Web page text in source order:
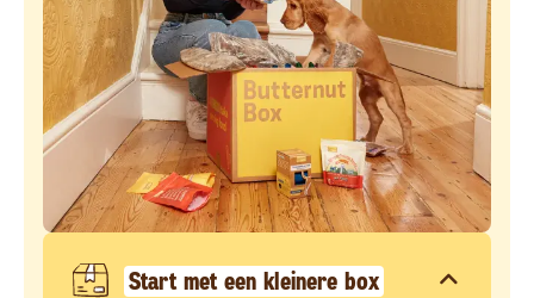
Start met een kleinere box